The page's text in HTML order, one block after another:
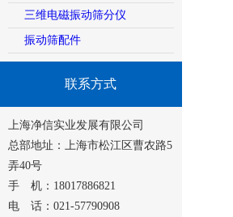
三维电磁振动筛分仪
振动筛配件
联系方式
上海净信实业发展有限公司
总部地址：上海市松江区曹农路5
弄40号
手 机：18017886821
电 话：021-57790908